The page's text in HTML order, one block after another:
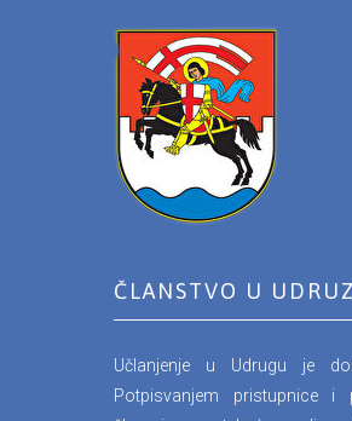
ČLANSTVO U
Učlanjenje u Udrugu je
Potpisvanjem pristupnice i